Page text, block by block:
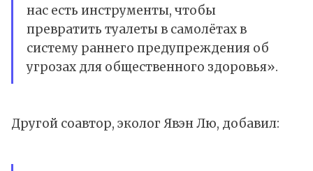
нас есть инструменты, чтобы
превратить туалеты в самолётах в
систему раннего предупреждения об
угрозах для общественного здоровья».
Другой соавтор, эколог Явэн Лю, добавил: